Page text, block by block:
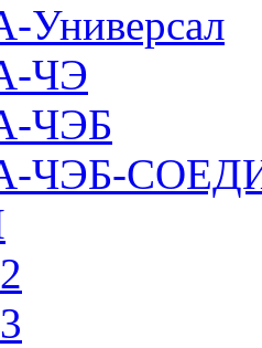
ЧЭ
ЧЭБ
ЧЭБ-